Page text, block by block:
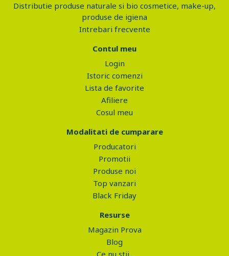
Distributie produse naturale si bio cosmetice, make-up,
produse de igiena
Intrebari frecvente
Contul meu
Login
Istoric comenzi
Lista de favorite
Afiliere
Cosul meu
Modalitati de cumparare
Producatori
Promotii
Produse noi
Top vanzari
Black Friday
Resurse
Magazin Prova
Blog
Ce nu stii..